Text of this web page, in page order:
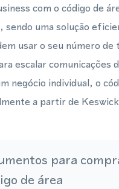
com o código de
uma solução
usar o seu número
escalar comunicações
negócio individual, o
a partir de
para
de área